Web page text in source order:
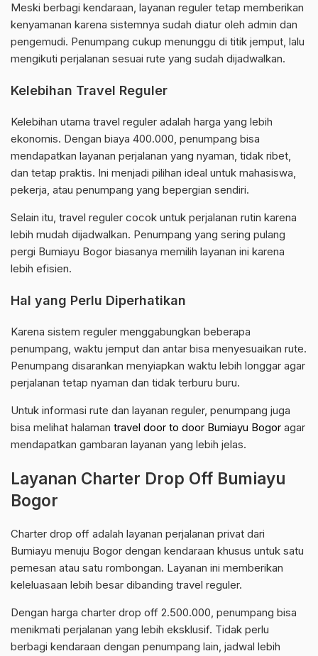
Meski berbagi kendaraan, layanan reguler tetap memberikan
kenyamanan karena sistemnya sudah diatur oleh admin dan
pengemudi. Penumpang cukup menunggu di titik jemput, lalu
mengikuti perjalanan sesuai rute yang sudah dijadwalkan.
Kelebihan Travel Reguler
Kelebihan utama travel reguler adalah harga yang lebih
ekonomis. Dengan biaya 400.000, penumpang bisa
mendapatkan layanan perjalanan yang nyaman, tidak ribet,
dan tetap praktis. Ini menjadi pilihan ideal untuk mahasiswa,
pekerja, atau penumpang yang bepergian sendiri.
Selain itu, travel reguler cocok untuk perjalanan rutin karena
lebih mudah dijadwalkan. Penumpang yang sering pulang
pergi Bumiayu Bogor biasanya memilih layanan ini karena
lebih efisien.
Hal yang Perlu Diperhatikan
Karena sistem reguler menggabungkan beberapa
penumpang, waktu jemput dan antar bisa menyesuaikan rute.
Penumpang disarankan menyiapkan waktu lebih longgar agar
perjalanan tetap nyaman dan tidak terburu buru.
Untuk informasi rute dan layanan reguler, penumpang juga
bisa melihat halaman travel door to door Bumiayu Bogor agar
mendapatkan gambaran layanan yang lebih jelas.
Layanan Charter Drop Off Bumiayu
Bogor
Charter drop off adalah layanan perjalanan privat dari
Bumiayu menuju Bogor dengan kendaraan khusus untuk satu
pemesan atau satu rombongan. Layanan ini memberikan
keleluasaan lebih besar dibanding travel reguler.
Dengan harga charter drop off 2.500.000, penumpang bisa
menikmati perjalanan yang lebih eksklusif. Tidak perlu
berbagi kendaraan dengan penumpang lain, jadwal lebih